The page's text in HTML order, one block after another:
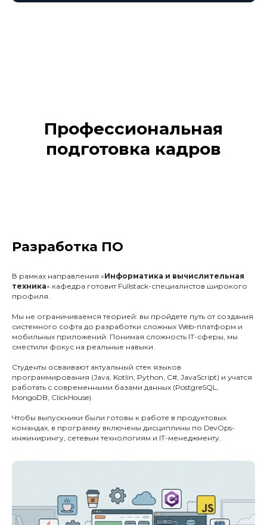
Профессиональная
подготовка кадров
Разработка ПО
В рамках направления «Информатика и вычислительная
техника» кафедра готовит Fullstack-специалистов широкого
профиля.
Мы не ограничиваемся теорией: вы пройдете путь от создания
системного софта до разработки сложных Web-платформ и
мобильных приложений. Понимая сложность IT-сферы, мы
сместили фокус на реальные навыки.
Студенты осваивают актуальный стек языков
программирования (Java, Kotlin, Python, C#, JavaScript) и учатся
работать с современными базами данных (PostgreSQL,
MongoDB, ClickHouse).
Чтобы выпускники были готовы к работе в продуктовых
командах, в программу включены дисциплины по DevOps-
инжинирингу, сетевым технологиям и IT-менеджменту.